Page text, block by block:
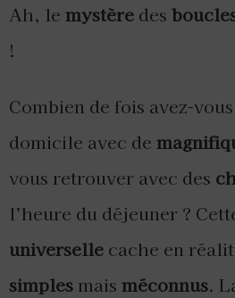
Ah, le mystère des
!
Combien de fois avez-
domicile avec de
vous retrouver avec des
l’heure du déjeuner ?
universelle cache en
simples mais méconnus.